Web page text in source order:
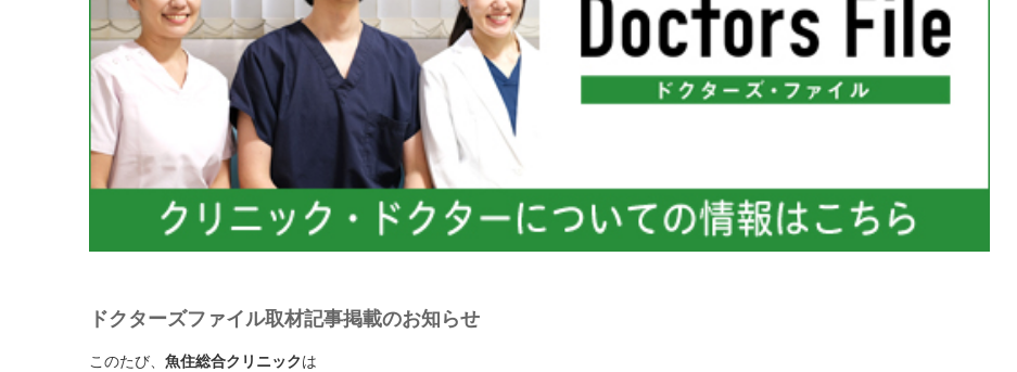
ドクターズファイル取材記事掲載のお知らせ
このたび、 魚住総合クリニックは